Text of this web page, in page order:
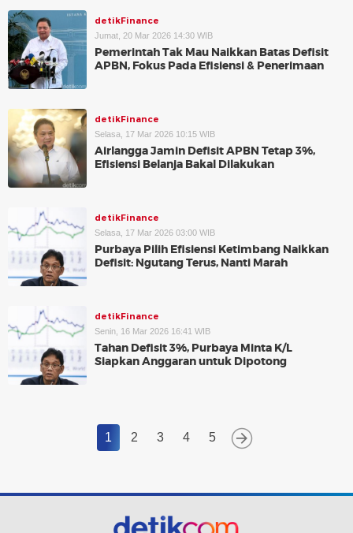
detikFinance
Jumat, 20 Mar 2026 14:30 WIB
Pemerintah Tak Mau Naikkan Batas Defisit
APBN, Fokus Pada Efisiensi & Penerimaan
detikFinance
Selasa, 17 Mar 2026 10:15 WIB
Airlangga Jamin Defisit APBN Tetap 3%,
Efisiensi Belanja Bakal Dilakukan
detikFinance
Selasa, 17 Mar 2026 03:00 WIB
Purbaya Pilih Efisiensi Ketimbang Naikkan
Defisit: Ngutang Terus, Nanti Marah
detikFinance
Senin, 16 Mar 2026 16:41 WIB
Tahan Defisit 3%, Purbaya Minta K/L
Siapkan Anggaran untuk Dipotong
1 2 3 4 5